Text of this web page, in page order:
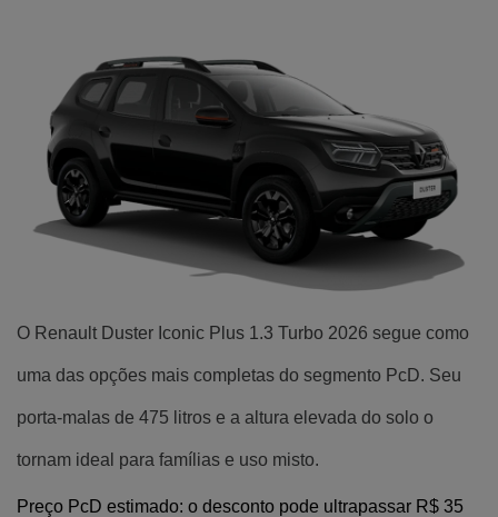
O Renault Duster Iconic Plus 1.3 Turbo 2026 segue como
uma das opções mais completas do segmento PcD. Seu
porta-malas de 475 litros e a altura elevada do solo o
tornam ideal para famílias e uso misto.
Preço PcD estimado: o desconto pode ultrapassar R$ 35